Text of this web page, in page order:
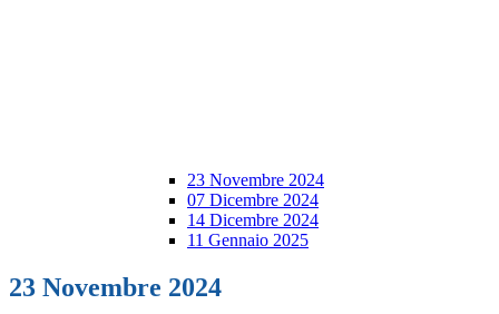
23 Novembre 2024
07 Dicembre 2024
14 Dicembre 2024
11 Gennaio 2025
23 Novembre 2024